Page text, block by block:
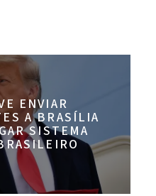
ENVIAR
A BRASÍLIA
SISTEMA